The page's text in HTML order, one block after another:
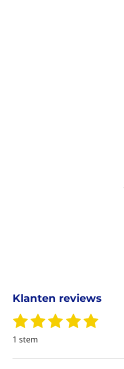
Klanten reviews
R
t
i
1
s
2
s
3 4 5
S
m
1 stem